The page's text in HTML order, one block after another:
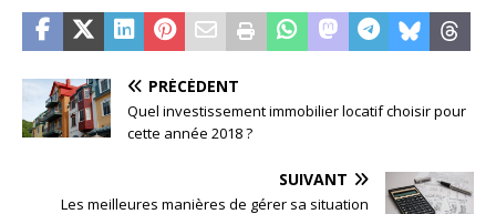
PRÉCÉDENT
Quel investissement immobilier locatif choisir pour
cette année 2018 ?
SUIVANT
Les meilleures manières de gérer sa situation